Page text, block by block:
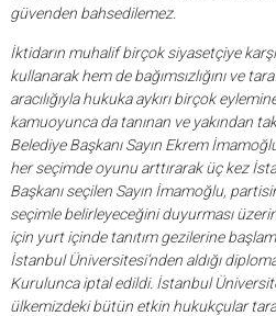
güvenden bahsedilemez.
İktidarın muhalif birçok siyasetçiye
kullanarak hem de bağımsızlığını ve
aracılığıyla hukuka aykırı birçok
kamuoyunca da tanınan ve yakından
Belediye Başkanı Sayın Ekrem
her seçimde oyunu arttırarak üç kez
Başkanı seçilen Sayın İmamoğlu,
seçimle belirleyeceğini duyurması
için yurt içinde tanıtım gezilerine
İstanbul Üniversitesi’nden aldığı
Kurulunca iptal edildi. İstanbul
ülkemizdeki bütün etkin hukukçular